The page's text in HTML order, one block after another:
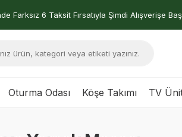
Farksız 6 Taksit Fırsatıyla Şimdi Alışverişe
Oturma Odası Köşe Takımı TV